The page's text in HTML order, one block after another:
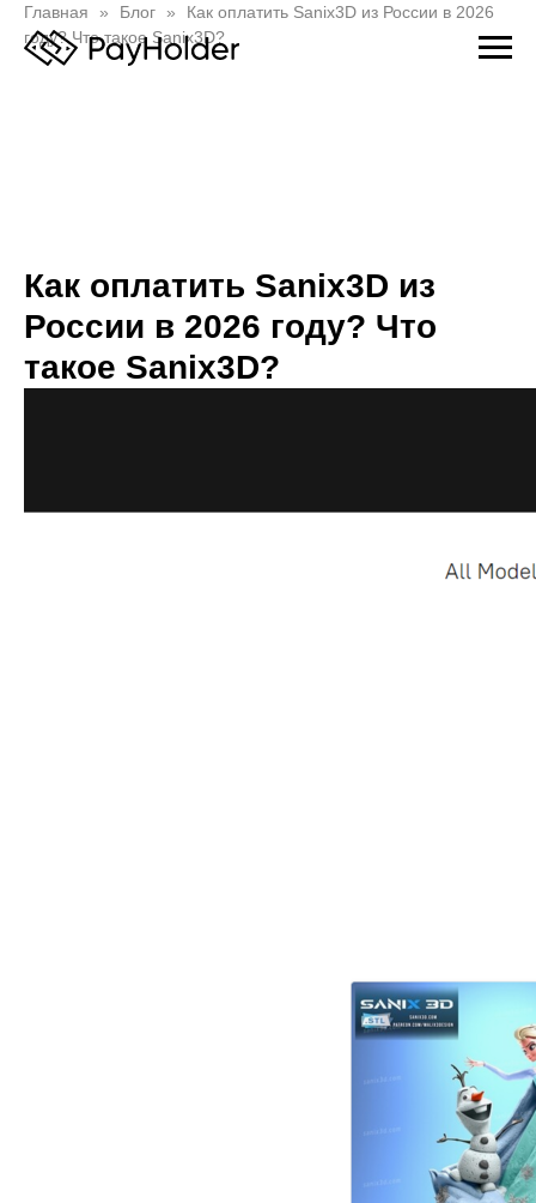
Главная Блог
Как оплатить Sanix3D из России в 2026
году? Что такое Sanix3D?
Как оплатить Sanix3D из
России в 2026 году? Что
такое Sanix3D?